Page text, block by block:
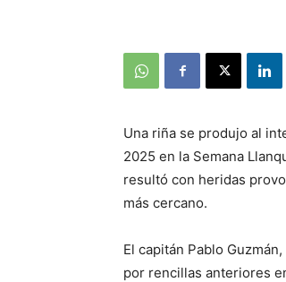
Una riña se produjo al
2025 en la Semana
resultó con heridas
más cercano.
El capitán Pablo
por rencillas anteriores